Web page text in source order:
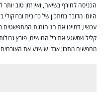
הכניסה לחורף בשיאה, ואין זמן טוב
היום. מדובר במתכון של כרובית
עכשיו, דמיינו את הניחוחות
קליל שמשגע את כל החושים, פורץ
מחפשים מתכון אגדי שישגע את